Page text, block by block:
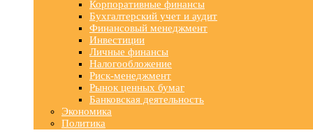
Корпоративные финансы
Бухгалтерский учет и аудит
Финансовый менеджмент
Инвестиции
Личные финансы
Налогообложение
Риск-менеджмент
Рынок ценных бумаг
Банковская деятельность
Экономика
Политика